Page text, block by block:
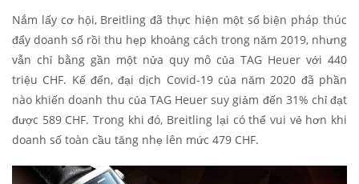
Nắm lấy cơ hội, Breitling đã thực hiện một số biện pháp thúc
đẩy doanh số rồi thu hẹp khoảng cách trong năm 2019, nhưng
vẫn chỉ bằng gần một nửa quy mô của TAG Heuer với 440
triệu CHF. Kế đến, đại dịch Covid-19 của năm 2020 đã phần
nào khiến doanh thu của TAG Heuer suy giảm đến 31% chỉ đạt
được 589 CHF. Trong khi đó, Breitling lại có thể vui vẻ hơn khi
doanh số toàn cầu tăng nhẹ lên mức 479 CHF.